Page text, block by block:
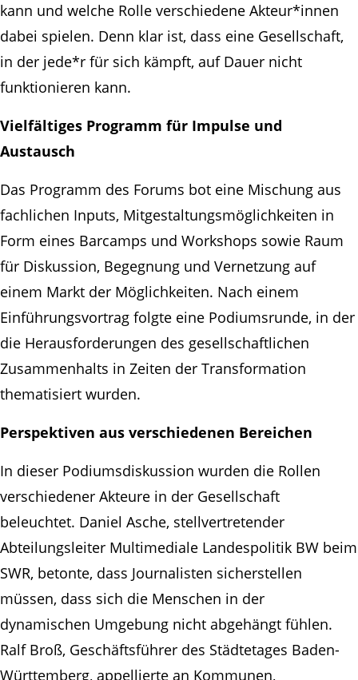
kann und welche Rolle verschiedene Akteur*innen
dabei spielen. Denn klar ist, dass eine Gesellschaft,
in der jede*r für sich kämpft, auf Dauer nicht
funktionieren kann.
Vielfältiges Programm für Impulse und
Austausch
Das Programm des Forums bot eine Mischung aus
fachlichen Inputs, Mitgestaltungsmöglichkeiten in
Form eines Barcamps und Workshops sowie Raum
für Diskussion, Begegnung und Vernetzung auf
einem Markt der Möglichkeiten. Nach einem
Einführungsvortrag folgte eine Podiumsrunde, in der
die Herausforderungen des gesellschaftlichen
Zusammenhalts in Zeiten der Transformation
thematisiert wurden.
Perspektiven aus verschiedenen Bereichen
In dieser Podiumsdiskussion wurden die Rollen
verschiedener Akteure in der Gesellschaft
beleuchtet. Daniel Asche, stellvertretender
Abteilungsleiter Multimediale Landespolitik BW beim
SWR, betonte, dass Journalisten sicherstellen
müssen, dass sich die Menschen in der
dynamischen Umgebung nicht abgehängt fühlen.
Ralf Broß, Geschäftsführer des Städtetages Baden-
Württemberg, appellierte an Kommunen,